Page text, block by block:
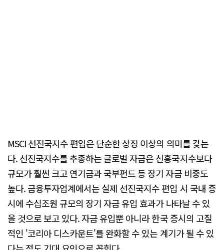
MSCI 선진국지수 편입은 단순한 상징 이상의 의미를 갖는
다. 선진국지수를 추종하는 글로벌 자금은 신흥국지수보다
규모가 훨씬 크고 연기금과 국부펀드 등 장기 자금 비중도
높다. 금융투자업계에서는 실제 선진국지수 편입 시 국내 증
시에 수십조원 규모의 장기 자금 유입 효과가 나타날 수 있
을 것으로 보고 있다. 자금 유입뿐 아니라 한국 증시의 고질
적인 '코리아 디스카운트'를 완화할 수 있는 계기가 될 수 있